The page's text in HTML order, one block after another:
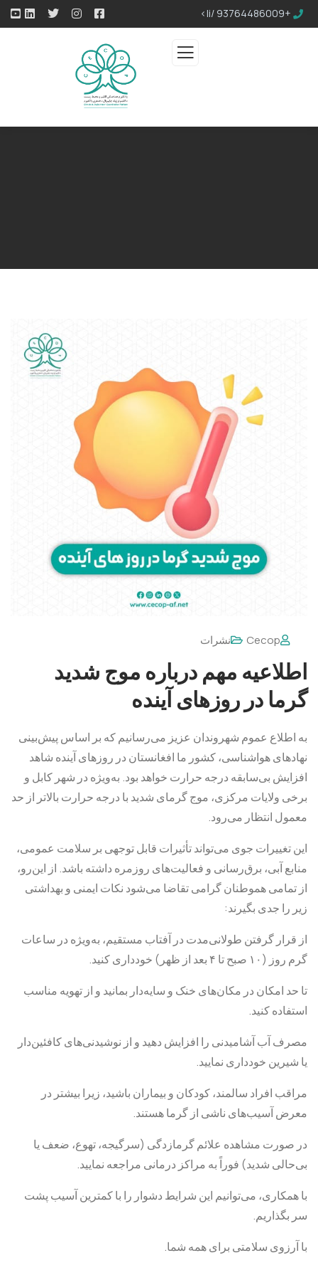
+93764486009 /li>
Cecop نشرات
اطلاعیه مهم درباره موج شدید
گرما در روزهای آینده
به اطلاع عموم شهروندان عزیز می‌رسانیم که بر اساس پیش‌بینی
نهادهای هواشناسی، کشور ما افغانستان در روزهای آینده شاهد
افزایش بی‌سابقه درجه حرارت خواهد بود. به‌ویژه در شهر کابل و
برخی ولایات مرکزی، موج گرمای شدید با درجه حرارت بالاتر از حد
معمول انتظار می‌رود.
این تغییرات جوی می‌تواند تأثیرات قابل توجهی بر سلامت عمومی،
منابع آبی، برق‌رسانی و فعالیت‌های روزمره داشته باشد. از این‌رو،
از تمامی هموطنان گرامی تقاضا می‌شود نکات ایمنی و بهداشتی
زیر را جدی بگیرند:
از قرار گرفتن طولانی‌مدت در آفتاب مستقیم، به‌ویژه در ساعات
گرم روز (۱۰ صبح تا ۴ بعد از ظهر) خودداری کنید.
تا حد امکان در مکان‌های خنک و سایه‌دار بمانید و از تهویه مناسب
استفاده کنید.
مصرف آب آشامیدنی را افزایش دهید و از نوشیدنی‌های کافئین‌دار
یا شیرین خودداری نمایید.
مراقب افراد سالمند، کودکان و بیماران باشید، زیرا بیشتر در
معرض آسیب‌های ناشی از گرما هستند.
در صورت مشاهده علائم گرمازدگی (سرگیجه، تهوع، ضعف یا
بی‌حالی شدید) فوراً به مراکز درمانی مراجعه نمایید.
با همکاری، می‌توانیم این شرایط دشوار را با کمترین آسیب پشت
سر بگذاریم.
با آرزوی سلامتی برای همه شما.